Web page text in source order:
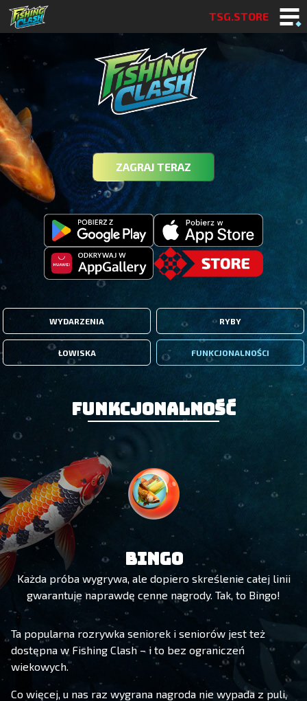
TSG.STORE
ZAGRAJ TERAZ
WYDARZENIA RYBY
ŁOWISKA FUNKCJONALNOŚCI
Funkcjonalność
BINGO
Każda próba wygrywa, ale dopiero skreślenie całej linii
gwarantuje naprawdę cenne nagrody. Tak, to Bingo!
Ta popularna rozrywka seniorek i seniorów jest też
dostępna w Fishing Clash – i to bez ograniczeń
wiekowych.
Co więcej, u nas raz wygrana nagroda nie wypada z puli,